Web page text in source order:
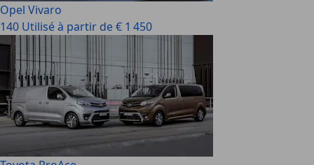
Opel Vivaro
140 Utilisé à partir de € 1 450